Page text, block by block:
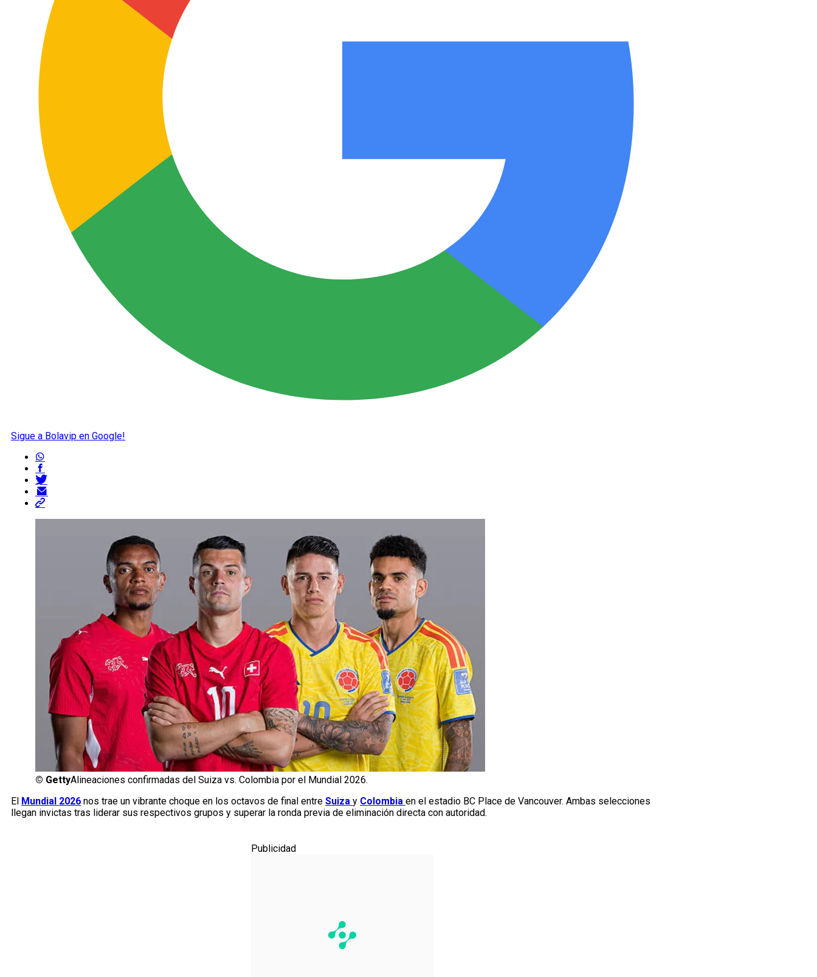
Sigue a Bolavip en Google!
© GettyAlineaciones confirmadas del Suiza vs. Colombia por el Mundial 2026.
El Mundial 2026 nos trae un vibrante choque en los octavos de final entre Suiza y Colombia en el estadio BC Place de Vancouver. Ambas selecciones
llegan invictas tras liderar sus respectivos grupos y superar la ronda previa de eliminación directa con autoridad.
Publicidad